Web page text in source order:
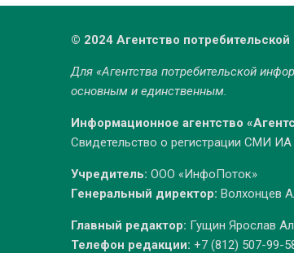
© 2024 Агентство
Для «Агентства потребительской
основным и единственным.
Информационное агентство
Свидетельство о регистрации СМИ
Учредитель: ООО «ИнфоПоток»
Генеральный директор: Волхонцев
Главный редактор: Гущин Ярослав
Телефон редакции: +7 (812) 507-99-